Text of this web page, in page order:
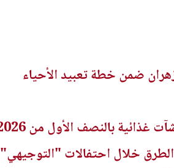
ضمن خطة تعبيد الأحياء
الطرق خلال احتفالات "التوجيهي"